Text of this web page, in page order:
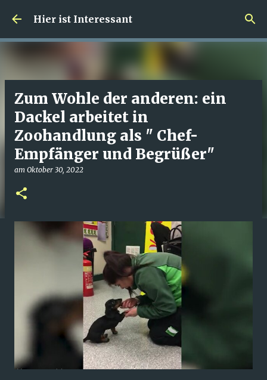
Direkt zum Hauptbereich
Hier ist Interessant
Zum Wohle der anderen: ein
Dackel arbeitet in
Zoohandlung als " Chef-
Empfänger und Begrüßer"
am Oktober 30, 2022